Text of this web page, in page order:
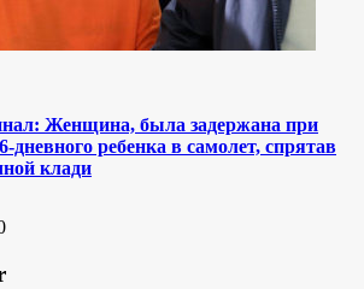
Женщина, была задержана при
дневного ребенка в самолет, спрятав
клади